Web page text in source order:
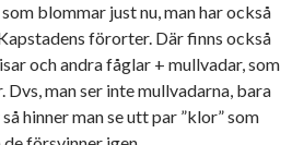
blommar just nu, man har också
förorter. Där finns också
och andra fåglar + mullvadar, som
Dvs, man ser inte mullvadarna, bara
hinner man se utt par ”klor” som